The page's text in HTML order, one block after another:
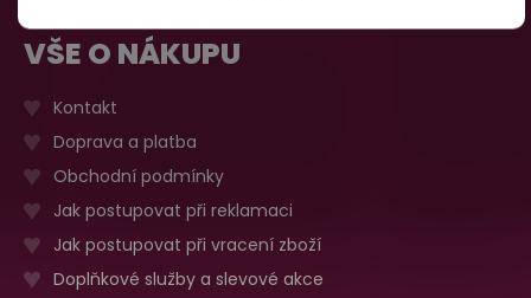
VŠE O NÁKUPU
Kontakt
Doprava a platba
Obchodní podmínky
Jak postupovat při reklamaci
Jak postupovat při vracení zboží
Doplňkové služby a slevové akce